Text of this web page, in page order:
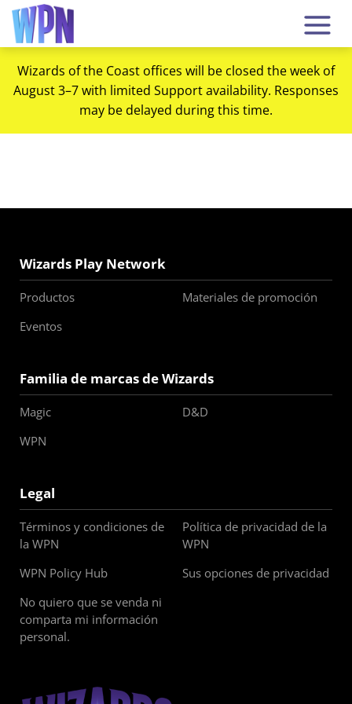
Wizards of the Coast offices will be closed the week of
August 3–7 with limited Support availability. Responses
may be delayed during this time.
Wizards Play Network
Productos
Materiales de promoción
Eventos
Familia de marcas de Wizards
Magic
D&D
WPN
Legal
Términos y condiciones de
la WPN
Política de privacidad de la
WPN
WPN Policy Hub
Sus opciones de privacidad
No quiero que se venda ni
comparta mi información
personal.